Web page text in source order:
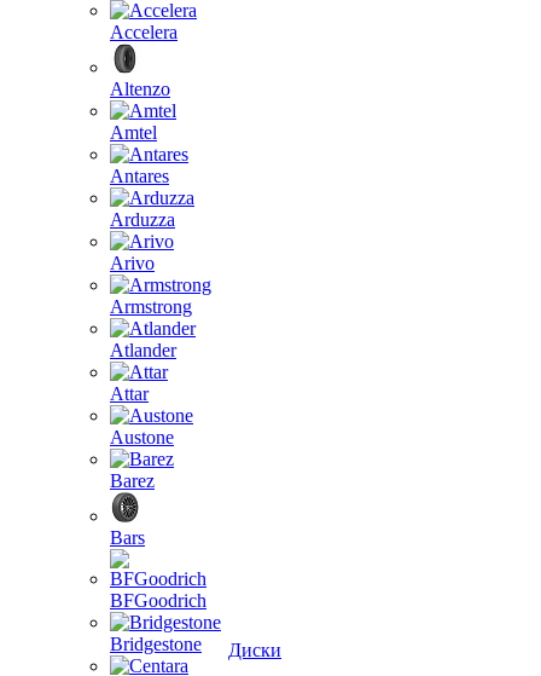
Accelera
Altenzo
Amtel
Antares
Arduzza
Arivo
Armstrong
Atlander
Attar
Austone
Barez
Bars
BFGoodrich
Bridgestone
Диски